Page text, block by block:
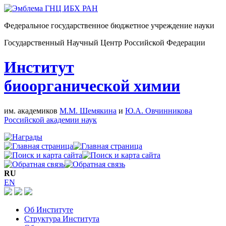
Федеральное государственное бюджетное учреждение науки
Государственный Научный Центр Российской Федерации
Институт
биоорганической химии
им. академиков М.М. Шемякина и Ю.А. Овчинникова
Российской академии наук
RU
EN
Об Институте
Структура Института